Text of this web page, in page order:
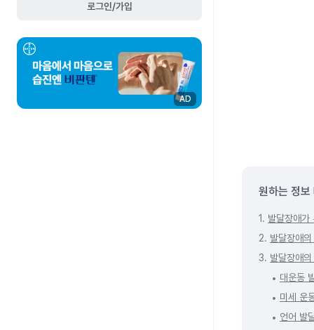
로그인/가입
AD
원하는 정보
1. 발달장애가
2. 발달장애
3. 발달장애
대운동
미세 운
언어 발